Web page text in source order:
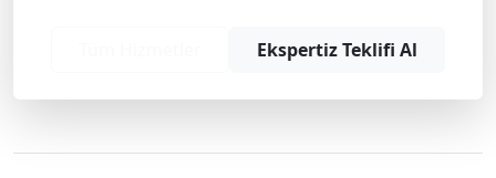
Ekspertiz Teklifi Al